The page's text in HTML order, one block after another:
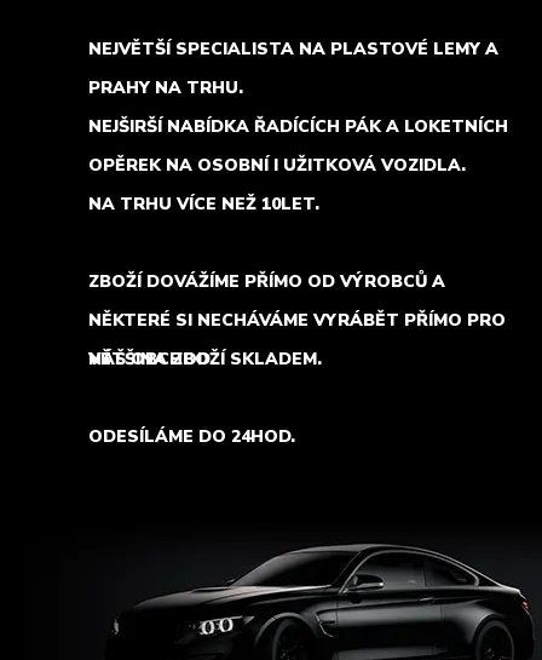
NEJVĚTŠÍ SPECIALISTA NA PLASTOVÉ LEMY A
PRAHY NA TRHU.
NEJŠIRŠÍ NABÍDKA ŘADÍCÍCH PÁK A LOKETNÍCH
OPĚREK NA OSOBNÍ I UŽITKOVÁ VOZIDLA.
NA TRHU VÍCE NEŽ 10LET.
ZBOŽÍ DOVÁŽÍME PŘÍMO OD VÝROBCŮ A
NĚKTERÉ SI NECHÁVÁME VYRÁBĚT PŘÍMO PRO
NÁŠ OBCHOD.
VĚTŠINA ZBOŽÍ SKLADEM.
ODESÍLÁME DO 24HOD.